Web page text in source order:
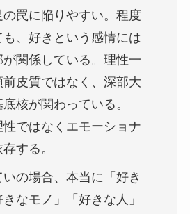
罠に陥りやすい。程度
、好きという感情には
関係している。理性一
皮質ではなく、深部大
核が関わっている。
性ではなくエモーショナ
する。
の場合、本当に「好き
なモノ」「好きな人」